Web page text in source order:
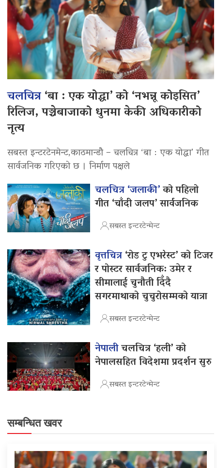
चलचित्र‘बा : एक योद्धा’ को ‘नभन्नू कोइसित’
रिलिज, पञ्चेबाजाको धुनमा केकी अधिकारीको
नृत्य
सबस्त इन्टरटेनमेन्ट,काठमान्डौ – चलचित्र ‘बा : एक योद्धा’ गीत
सार्वजनिक गरिएको छ । निर्माण पक्षले
चलचित्र ‘जलाकी’को पहिलो
गीत ‘चाँदी जलप’ सार्वजनिक
सबस्त इन्टरटेन्मेन्ट
वृत्तचित्र‘रोड टु एभरेस्ट’ को टिजर
र पोस्टर सार्वजनिक: उमेर र
सीमालाई चुनौती दिँदै
सगरमाथाको चुचुरोसम्मको यात्रा
सबस्त इन्टरटेन्मेन्ट
नेपालीचलचित्र ‘हली’ को
नेपालसहित विदेशमा प्रदर्शन सुरु
सबस्त इन्टरटेन्मेन्ट
सम्बन्धित खवर